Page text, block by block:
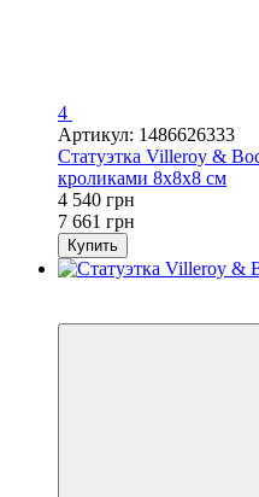
4
Артикул: 1486626333
Статуэтка Villeroy &
кроликами 8х8х8 см
4 540 грн
7 661 грн
Купить